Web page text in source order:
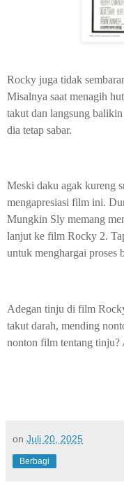
Rocky juga tidak
Misalnya saat menagih
takut dan langsung
dia tetap sabar.
Meski daku agak kureng
mengapresiasi film ini.
Mungkin Sly memang
lanjut ke film Rocky 2.
untuk menghargai proses
Adegan tinju di film
takut darah, mending
nonton film tentang tinju?
on Juli 20, 2025
Berbagi